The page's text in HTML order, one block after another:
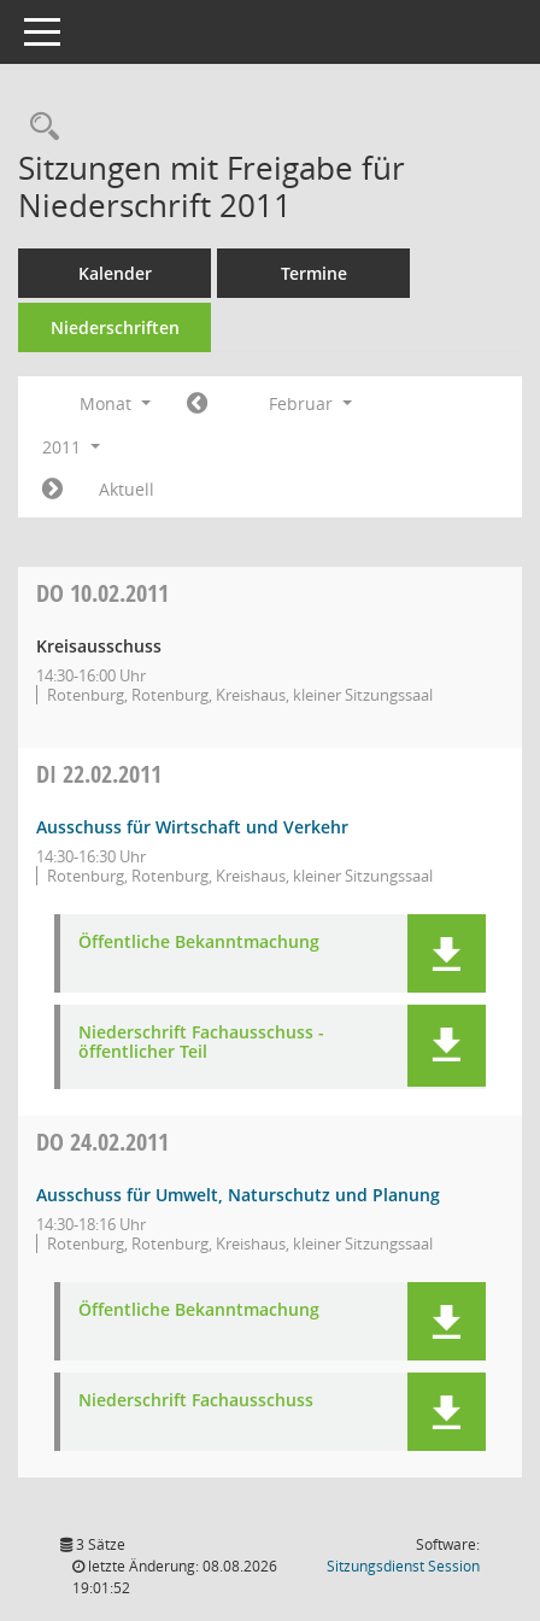
Toggle navigation
Rechercheauswahl
Sitzungen mit Freigabe für
Niederschrift 2011
Kalender Termine
Niederschriften
Monat
Februar
2011
Aktuell
DO 10.02.2011
Kreisausschuss
14:30-16:00 Uhr
Rotenburg, Rotenburg, Kreishaus, kleiner Sitzungssaal
DI 22.02.2011
Ausschuss für Wirtschaft und Verkehr
14:30-16:30 Uhr
Rotenburg, Rotenburg, Kreishaus, kleiner Sitzungssaal
Öffentliche Bekanntmachung
Niederschrift Fachausschuss -
öffentlicher Teil
DO 24.02.2011
Ausschuss für Umwelt, Naturschutz und Planung
14:30-18:16 Uhr
Rotenburg, Rotenburg, Kreishaus, kleiner Sitzungssaal
Öffentliche Bekanntmachung
Niederschrift Fachausschuss
3 Sätze
letzte Änderung: 08.08.2026
19:01:52
Software:
SitzungsdienstSession(Wird in